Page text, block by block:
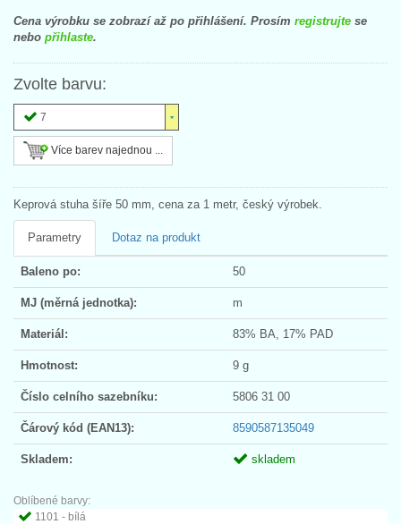
Cena výrobku se zobrazí až po přihlášení. Prosím registrujte se
nebo přihlaste.
Zvolte barvu:
7
Více barev najednou ...
Keprová stuha šíře 50 mm, cena za 1 metr, český výrobek.
Parametry Dotaz na produkt
Baleno po: 50
MJ (měrná jednotka): m
Materiál: 83% BA, 17% PAD
Hmotnost: 9 g
Číslo celního sazebníku: 5806 31 00
Čárový kód (EAN13): 8590587135049
Skladem: skladem
Oblíbené barvy:
1101 - bílá